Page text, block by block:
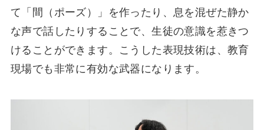
て「間（ポーズ）」を作ったり、息を混ぜた静か
な声で話したりすることで、生徒の意識を惹きつ
けることができます。こうした表現技術は、教育
現場でも非常に有効な武器になります。